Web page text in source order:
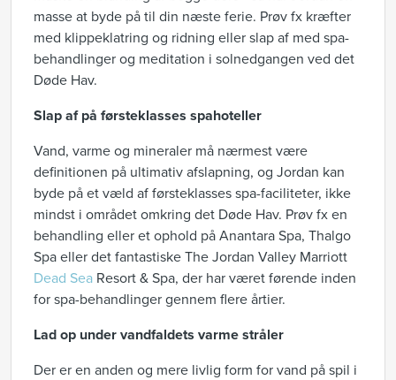
masse at byde på til din næste ferie. Prøv fx kræfter
med klippeklatring og ridning eller slap af med spa-
behandlinger og meditation i solnedgangen ved det
Døde Hav.
Slap af på førsteklasses spahoteller
Vand, varme og mineraler må nærmest være
definitionen på ultimativ afslapning, og Jordan kan
byde på et væld af førsteklasses spa-faciliteter, ikke
mindst i området omkring det Døde Hav. Prøv fx en
behandling eller et ophold på Anantara Spa, Thalgo
Spa eller det fantastiske The Jordan Valley Marriott
Dead Sea Resort & Spa, der har været førende inden
for spa-behandlinger gennem flere årtier.
Lad op under vandfaldets varme stråler
Der er en anden og mere livlig form for vand på spil i